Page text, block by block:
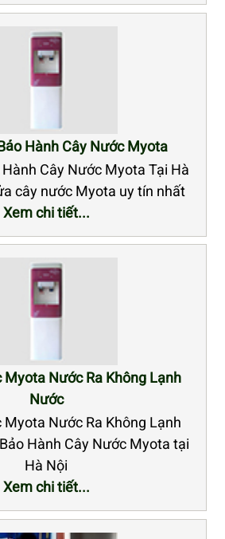
Hành Cây Nước Myota
Cây Nước Myota Tại Hà
cây nước Myota uy tín nhất
Xem chi tiết...
Nước Ra Không Lạnh
Nước
Nước Ra Không Lạnh
Hành Cây Nước Myota tại
Hà Nội
Xem chi tiết...